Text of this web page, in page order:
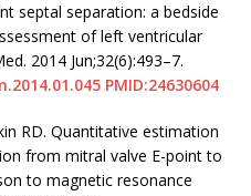
septal separation: a bedside
of left ventricular
2014 Jun;32(6):493–7.
PMID:24630604
RD. Quantitative estimation
from mitral valve E-point to
to magnetic resonance